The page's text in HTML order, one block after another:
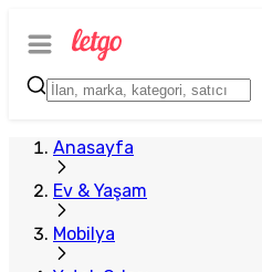
Anasayfa
Ev & Yaşam
Mobilya
Plus Satıcı